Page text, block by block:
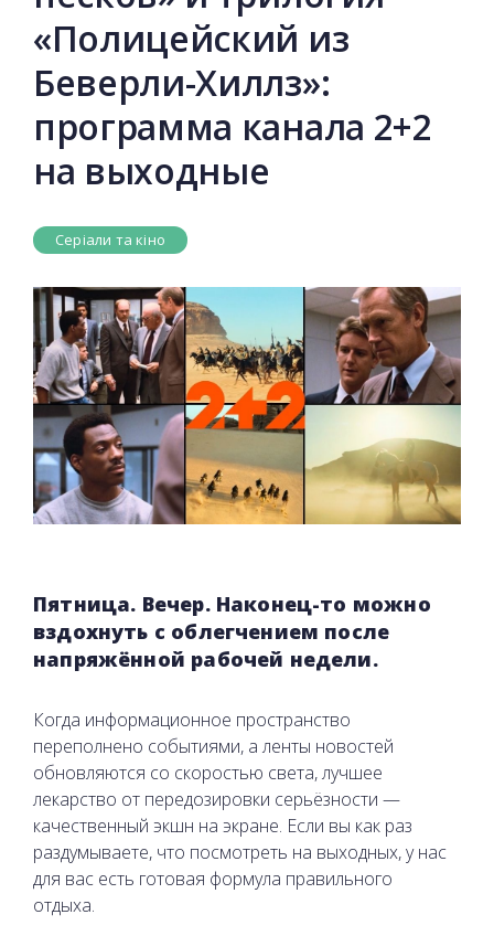
«Полицейский из
Беверли-Хиллз»:
программа канала 2+2
на выходные
Серіали та кіно
Пятница. Вечер. Наконец-то можно
вздохнуть с облегчением после
напряжённой рабочей недели.
Когда информационное пространство
переполнено событиями, а ленты новостей
обновляются со скоростью света, лучшее
лекарство от передозировки серьёзности —
качественный экшн на экране. Если вы как раз
раздумываете, что посмотреть на выходных, у нас
для вас есть готовая формула правильного
отдыха.